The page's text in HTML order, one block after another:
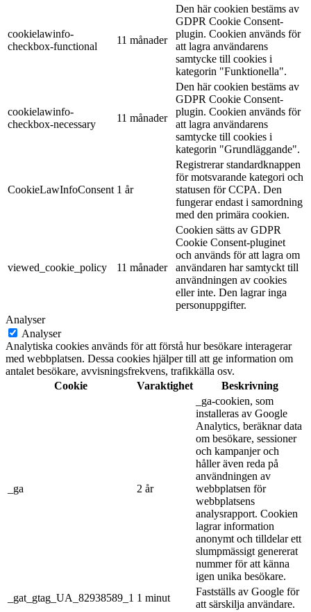
cookielawinfo-
checkbox-functional
11 månader
Den här cookien bestäms av
GDPR Cookie Consent-
plugin. Cookien används för
att lagra användarens
samtycke till cookies i
kategorin "Funktionella".
cookielawinfo-
checkbox-necessary
11 månader
Den här cookien bestäms av
GDPR Cookie Consent-
plugin. Cookien används för
att lagra användarens
samtycke till cookies i
kategorin "Grundläggande".
CookieLawInfoConsent 1 år
Registrerar standardknappen
för motsvarande kategori och
statusen för CCPA. Den
fungerar endast i samordning
med den primära cookien.
viewed_cookie_policy 11 månader
Cookien sätts av GDPR
Cookie Consent-pluginet
och används för att lagra om
användaren har samtyckt till
användningen av cookies
eller inte. Den lagrar inga
personuppgifter.
Analyser
Analyser
Analytiska cookies används för att förstå hur besökare interagerar
med webbplatsen. Dessa cookies hjälper till att ge information om
antalet besökare, avvisningsfrekvens, trafikkälla osv.
Cookie
Varaktighet Beskrivning
_ga 2 år
_ga-cookien, som
installeras av Google
Analytics, beräknar data
om besökare, sessioner
och kampanjer och
håller även reda på
användningen av
webbplatsen för
webbplatsens
analysrapport. Cookien
lagrar information
anonymt och tilldelar ett
slumpmässigt genererat
nummer för att känna
igen unika besökare.
_gat_gtag_UA_82938589_1 1 minut
Fastställs av Google för
att särskilja användare.